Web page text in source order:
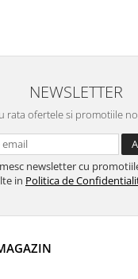
NEWSLETTER
rata ofertele si promotiile
newsletter cu
in Politica de